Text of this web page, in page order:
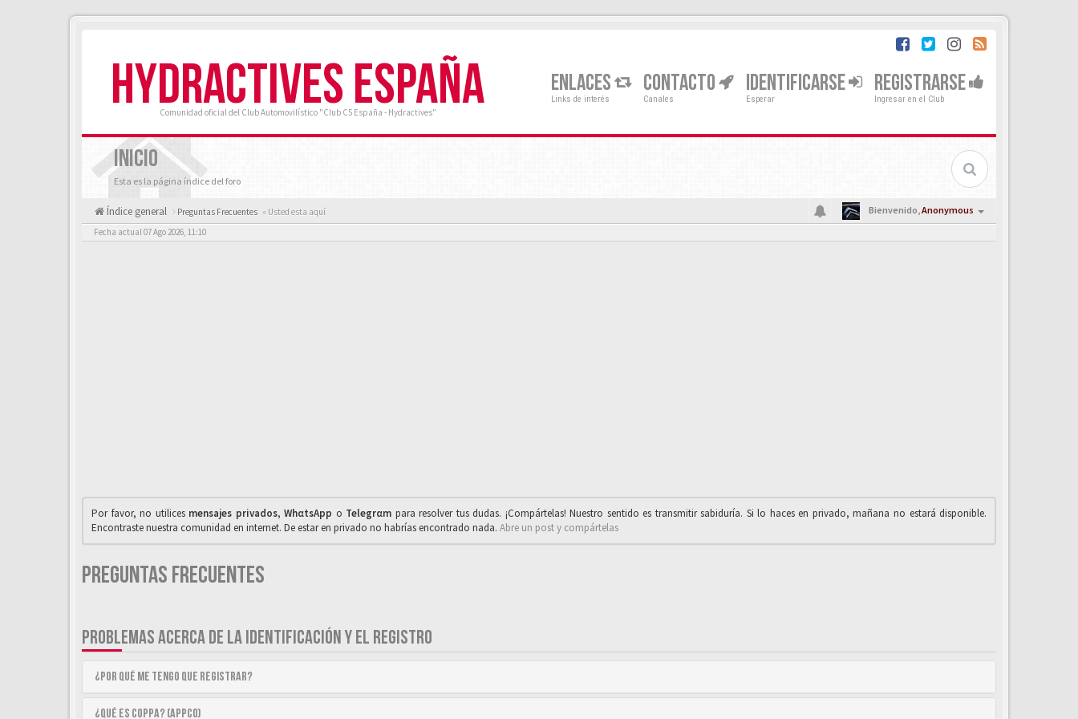
HYDRACTIVES ESPAÑA
Comunidad oficial del Club Automovilístico "Club C5 España - Hydractives"
ENLACES
Links de interés
CONTACTO
Canales
IDENTIFICARSE
Esperar
REGISTRARSE
Ingresar en el Club
INICIO
Esta es la página índice del foro
Índice general Preguntas Frecuentes « Usted esta aquí Bienvenido,Anonymous
Fecha actual 07 Ago 2026, 11:10
Por favor, no utilices mensajes privados,WhαtsApp o Telegrαm para resolver tus dudas. ¡Compártelas! Nuestro sentido es transmitir sabiduría. Si lo haces en privado, mañana no estará disponible.
Encontraste nuestra comunidad en internet. De estar en privado no habrías encontrado nada. Abre un post y compártelas
Preguntas Frecuentes
PROBLEMAS ACERCA DE LA IDENTIFICACIÓN Y EL REGISTRO
¿Por qué me tengo que registrar?
¿Qué es COPPA? (APPCO)